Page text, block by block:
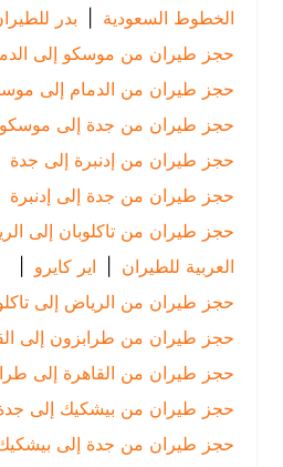
الخطوط السعودية | بدر للطيران |
حجز طيران من موسكو إلى الدمام
|
حجز طيران من الدمام إلى موسكو |
حجز طيران من جدة إلى موسكو |
حجز طيران من إدنبرة إلى جدة
حجز طيران من جدة إلى إدنبرة |
حجز طيران من تاكلوبان إلى الرياض
|
العربية للطيران | اير كايرو
|
حجز طيران من الرياض إلى تاكلوبان |
حجز طيران من طرابزون إلى القاهرة
حجز طيران من القاهرة إلى طرابزون
حجز طيران من بيشكيك إلى جدة
حجز طيران من جدة إلى بيشكيك |